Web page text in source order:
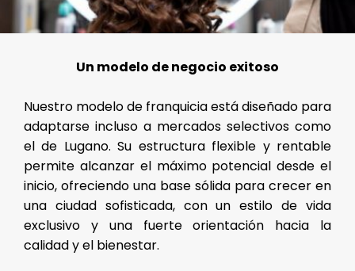
Un modelo de negocio exitoso
Nuestro modelo de franquicia está diseñado para
adaptarse incluso a mercados selectivos como
el de Lugano. Su estructura flexible y rentable
permite alcanzar el máximo potencial desde el
inicio, ofreciendo una base sólida para crecer en
una ciudad sofisticada, con un estilo de vida
exclusivo y una fuerte orientación hacia la
calidad y el bienestar.